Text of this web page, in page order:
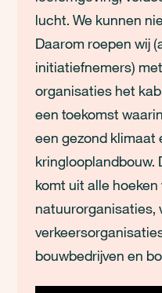
lucht. We kunnen
Daarom roepen wij
initiatiefnemers)
organisaties het
een toekomst
een gezond klimaat
kringlooplandbouw.
komt uit alle
natuurorganisaties,
bouwbedrijven en